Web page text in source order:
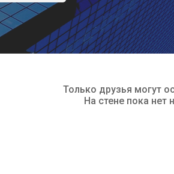
Только друзья могут
На стене пока нет